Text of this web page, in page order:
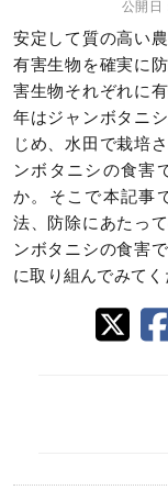
公開日
安定して質の高い
有害生物を確実に
害生物それぞれに
年はジャンボタニ
じめ、水田で栽培
ンボタニシの食害
か。そこで本記事
法、防除にあたっ
ンボタニシの食害
に取り組んでみてく